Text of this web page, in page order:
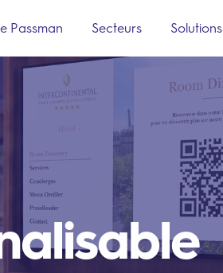
Passman Secteurs Solutions